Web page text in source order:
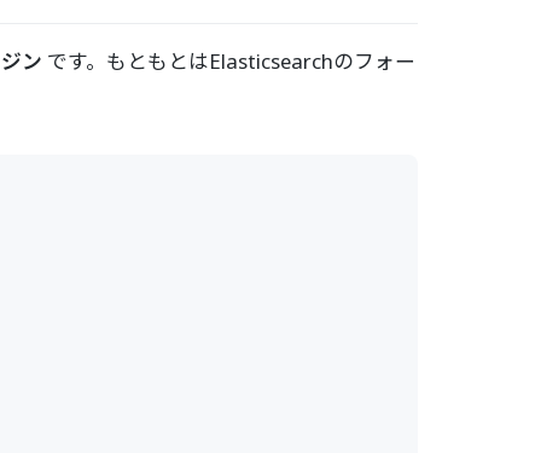
ン です。もともとはElasticsearchのフォー